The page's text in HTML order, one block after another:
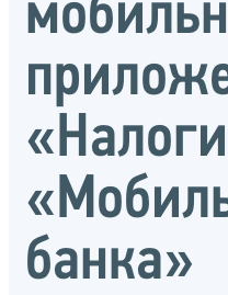
банка»